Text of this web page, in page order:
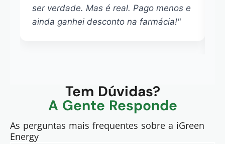
ser verdade. Mas é real. Pago menos e
ainda ganhei desconto na farmácia!"
Tem Dúvidas?
A Gente Responde
As perguntas mais frequentes sobre a iGreen
Energy